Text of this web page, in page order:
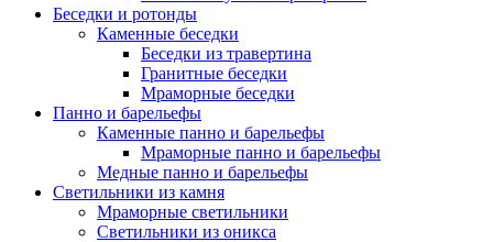
Беседки и ротонды
Каменные беседки
Беседки из травертина
Гранитные беседки
Мраморные беседки
Панно и барельефы
Каменные панно и барельефы
Мраморные панно и барельефы
Медные панно и барельефы
Светильники из камня
Мраморные светильники
Светильники из оникса